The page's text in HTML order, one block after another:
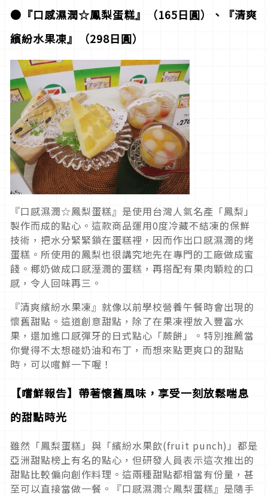
●『口感濕潤☆鳳梨蛋糕』（165日圓）、『清爽
繽紛水果凍』（298日圓）
『口感濕潤☆鳳梨蛋糕』是使用台灣人氣名產「鳳梨」
製作而成的點心。這款商品運用0度冷藏不結凍的保鮮
技術，把水分緊緊鎖在蛋糕裡，因而作出口感濕潤的烤
蛋糕。所使用的鳳梨也很講究地先在專門的工廠做成蜜
餞。椰奶做成口感溼潤的蛋糕，再搭配有果肉顆粒的口
感，令人回味再三。
『清爽繽紛水果凍』就像以前學校營養午餐時會出現的
懷舊甜點。這道創意甜點，除了在果凍裡放入豐富水
果，還加進口感彈牙的日式點心「蕨餅」。特別推薦當
你覺得不太想碰奶油和布丁，而想來點更爽口的甜點
時，可以嚐鮮一下喔！
【嚐鮮報告】帶著懷舊風味，享受一刻放鬆喘息
的甜點時光
雖然「鳳梨蛋糕」與「繽紛水果飲(fruit punch)」都是
亞洲甜點榜上有名的點心，但研發人員表示這次推出的
甜點比較偏向創作料理。這兩種甜點都相當有份量，甚
至可以直接當做一餐。『口感濕潤☆鳳梨蛋糕』是隨手